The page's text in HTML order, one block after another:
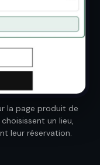
la page produit de
un lieu,
leur réservation.